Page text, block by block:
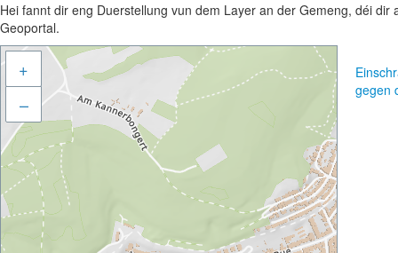
Hei fannt dir eng Duerstellung vun dem Layer an der Gemeng, déi
Geoportal.
+
–
gegen